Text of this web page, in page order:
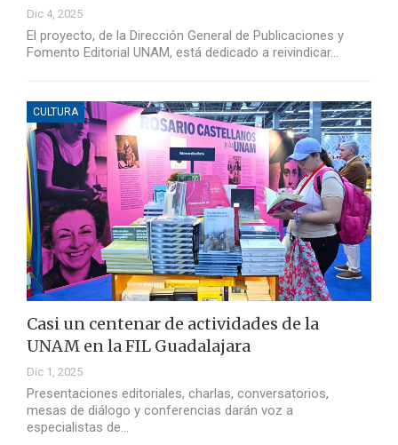
Dic 4, 2025
El proyecto, de la Dirección General de Publicaciones y
Fomento Editorial UNAM, está dedicado a reivindicar…
CULTURA
Casi un centenar de actividades de la
UNAM en la FIL Guadalajara
Dic 1, 2025
Presentaciones editoriales, charlas, conversatorios,
mesas de diálogo y conferencias darán voz a
especialistas de…